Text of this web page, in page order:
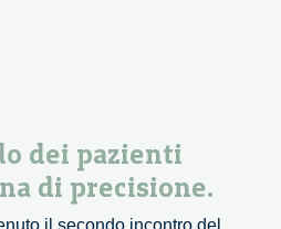
dei pazienti
di precisione.